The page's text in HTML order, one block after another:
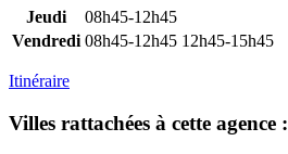
Jeudi
08h45-12h45
Vendredi 08h45-12h45 12h45-15h45
Itinéraire
Villes rattachées à cette agence :